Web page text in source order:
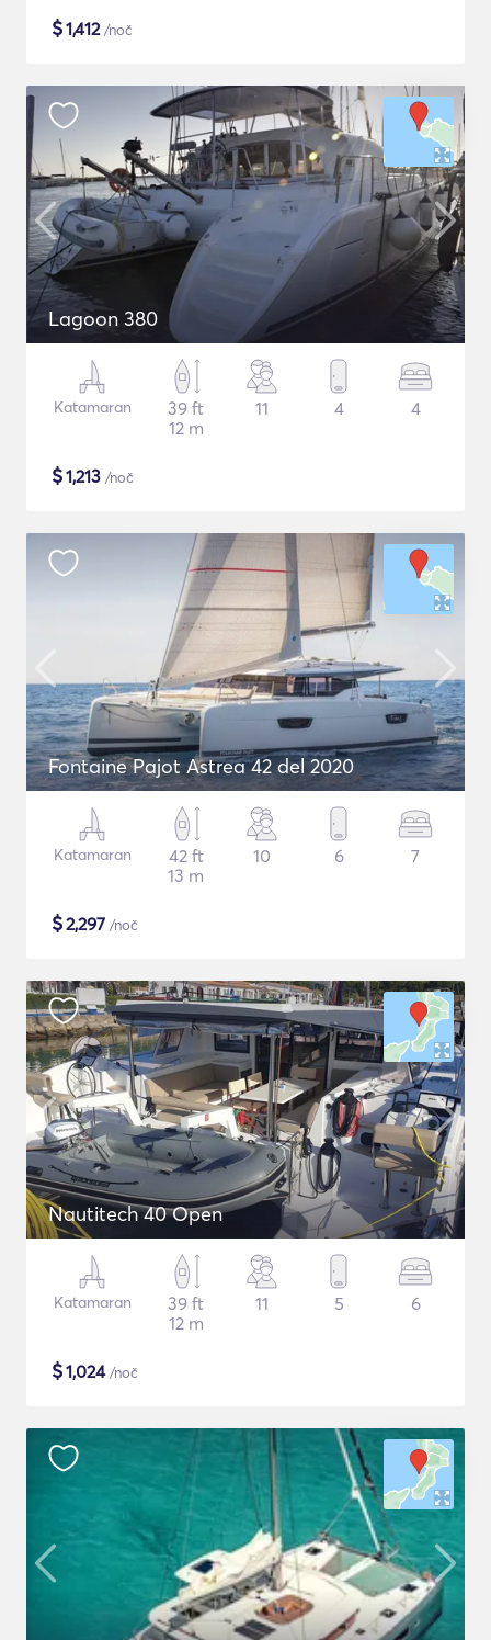
$1,412/noč
Lagoon 380
Katamaran
39 ft
12 m
11 4 4
$1,213 /noč
Fontaine Pajot Astrea 42 del 2020
Katamaran
42 ft
13 m
10 6 7
$2,297 /noč
Nautitech 40 Open
Katamaran
39 ft
12 m
11 5 6
$1,024/noč